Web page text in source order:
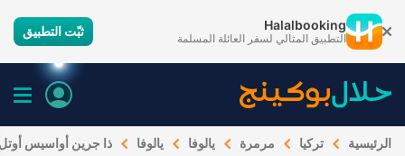
Halalbooking
التطبيق المثالي لسفر العائلة المسلمة ثبّت التطبيق
الرئيسية تركيا مرمرة يالوفا يالوفا ذا جرين أواسيس أوتل